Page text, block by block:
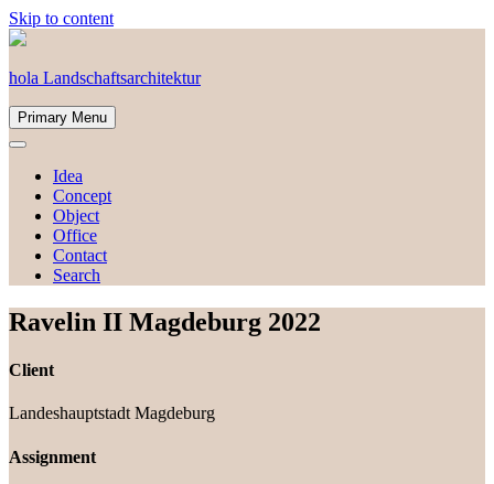
Skip to content
hola Landschaftsarchitektur
Primary Menu
Idea
Concept
Object
Office
Contact
Search
Ravelin II Magdeburg 2022
Client
Landeshauptstadt Magdeburg
Assignment